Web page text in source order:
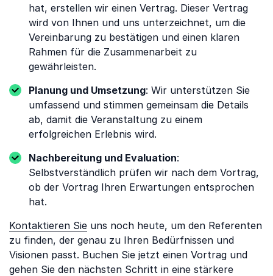
hat, erstellen wir einen Vertrag. Dieser Vertrag
wird von Ihnen und uns unterzeichnet, um die
Vereinbarung zu bestätigen und einen klaren
Rahmen für die Zusammenarbeit zu
gewährleisten.
Planung und Umsetzung: Wir unterstützen Sie
umfassend und stimmen gemeinsam die Details
ab, damit die Veranstaltung zu einem
erfolgreichen Erlebnis wird.
Nachbereitung und Evaluation:
Selbstverständlich prüfen wir nach dem Vortrag,
ob der Vortrag Ihren Erwartungen entsprochen
hat.
Kontaktieren Sie uns noch heute, um den Referenten
zu finden, der genau zu Ihren Bedürfnissen und
Visionen passt. Buchen Sie jetzt einen Vortrag und
gehen Sie den nächsten Schritt in eine stärkere